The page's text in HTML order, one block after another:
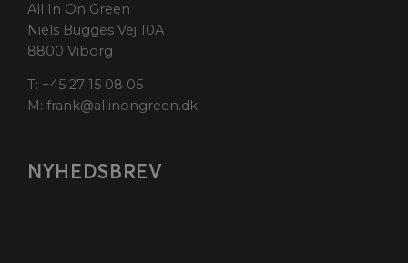
All In On Green
Niels Bugges Vej 10A
8800 Viborg
T: +45 27 15 08 05
M: frank@allinongreen.dk
NYHEDSBREV